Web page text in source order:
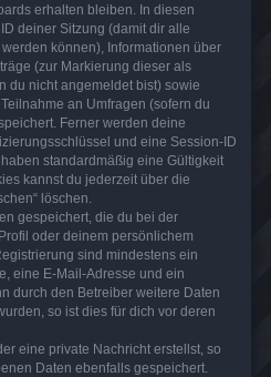
erhalten bleiben. In diesen
deiner Sitzung (damit dir alle
können), Informationen über
(zur Markierung dieser als
du nicht angemeldet bist) sowie
an Umfragen (sofern du
Ferner werden deine
und eine Session-ID
standardmäßig eine Gültigkeit
kannst du jederzeit über die
löschen.
gespeichert, die du bei der
oder deinem persönlichem
sind mindestens ein
eine E-Mail-Adresse und ein
durch den Betreiber weitere Daten
so ist dies für dich vor deren
eine private Nachricht erstellst, so
Daten ebenfalls gespeichert.